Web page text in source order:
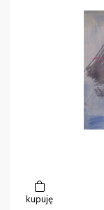
kupuję